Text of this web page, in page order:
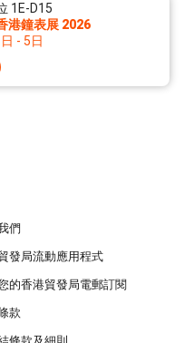
1E-D15
港鐘表展 2026
- 5日
們
發局流動應用程式
的香港貿發局電郵訂閱
款